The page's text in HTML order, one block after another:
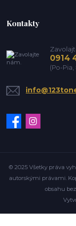
Kontakty
0914
(Po-Pia,
© 2025 Všetky práva
autorskými právami.
obsahu